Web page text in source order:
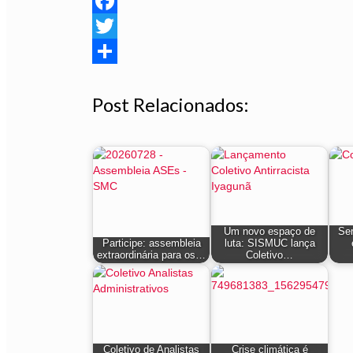
Facebook
Twitter
Post Relacionados:
Participe: assembleia
extraordinária para os…
Um novo espaço de
luta: SISMUC lança
Coletivo…
Coletivo de Analistas
Crise climática é